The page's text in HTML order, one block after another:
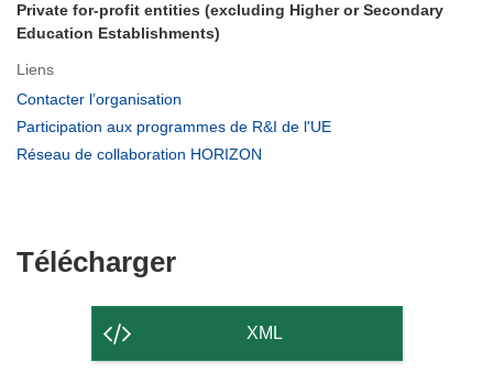
Private for-profit entities (excluding Higher or Secondary
Education Establishments)
Liens
Contacter l’organisation
dans
Participation aux programmes de R&I de l'UE
Réseau de collaboration HORIZON
TéléchargerTélécharger
contenu
de
XML